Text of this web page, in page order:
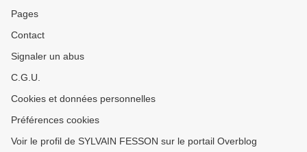
Pages
Contact
Signaler un abus
C.G.U.
Cookies et données personnelles
Préférences cookies
Voir le profil de SYLVAIN FESSON sur le portail Overblog